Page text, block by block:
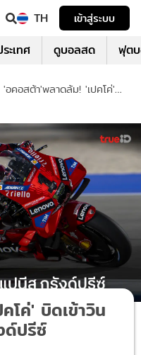
TH เข้าสู่ระบบ
ะเทศ ดูบอลสด ฟุต
'อคอสต้า'พลาดล้ม! 'เปคโค่'
โค่' บิดเข้าวิน
ด์ปรีซ์